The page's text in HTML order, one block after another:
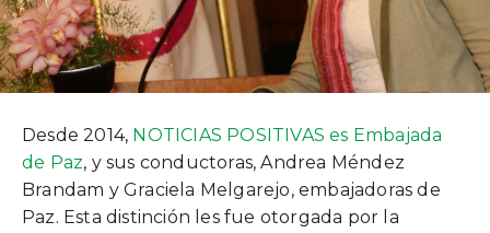
Desde 2014, NOTICIAS POSITIVAS es Embajada
de Paz, y sus conductoras, Andrea Méndez
Brandam y Graciela Melgarejo, embajadoras de
Paz. Esta distinción les fue otorgada por la